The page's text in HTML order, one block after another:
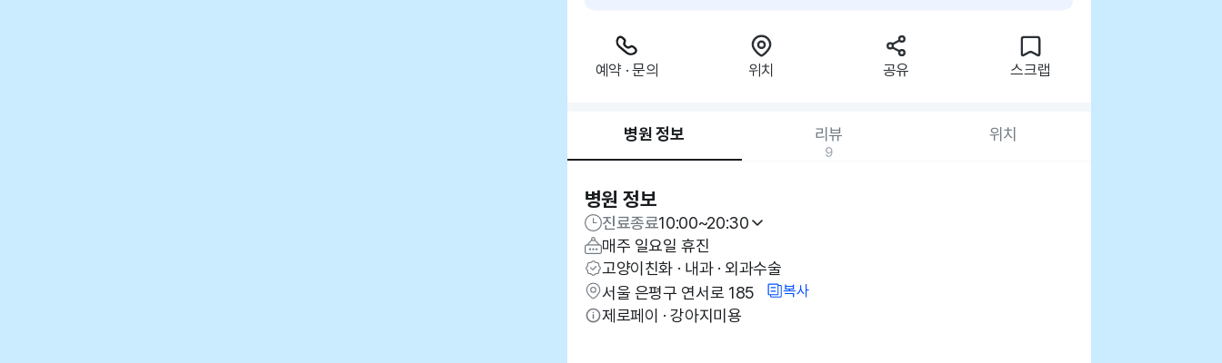
예약 · 문의 위치 공유 스크랩
병원 정보 리뷰
9
위치
병원 정보
진료종료10:00~20:30
매주 일요일 휴진
고양이친화 · 내과 · 외과수술
서울 은평구 연서로 185
복사
제로페이 · 강아지미용